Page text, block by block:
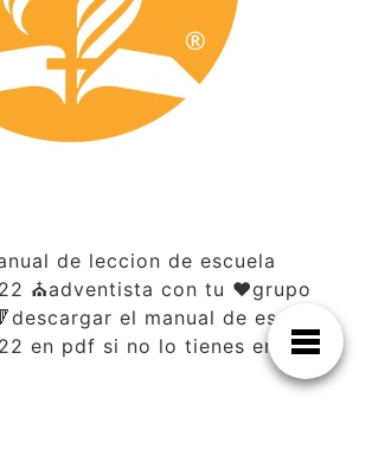
de leccion de escuela
⛪adventista con tu ❤️grupo
el manual de escuela
en pdf si no lo tienes en